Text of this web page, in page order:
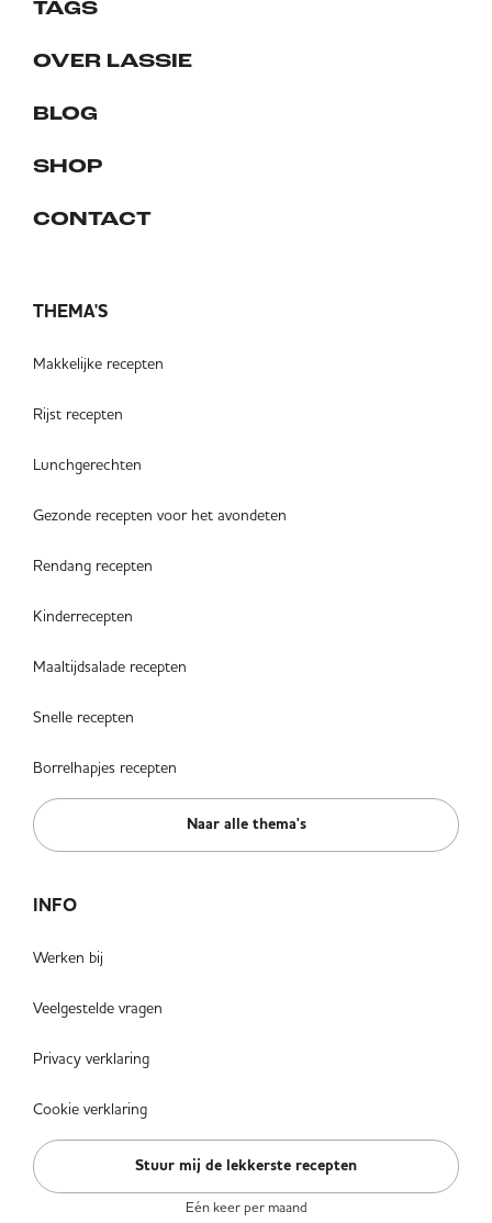
TAGS
OVER LASSIE
BLOG
SHOP
CONTACT
THEMA'S
Makkelijke recepten
Rijst recepten
Lunchgerechten
Gezonde recepten voor het avondeten
Rendang recepten
Kinderrecepten
Maaltijdsalade recepten
Snelle recepten
Borrelhapjes recepten
Naar alle thema's
INFO
Werken bij
Veelgestelde vragen
Privacy verklaring
Cookie verklaring
Stuur mij de lekkerste recepten
Eén keer per maand